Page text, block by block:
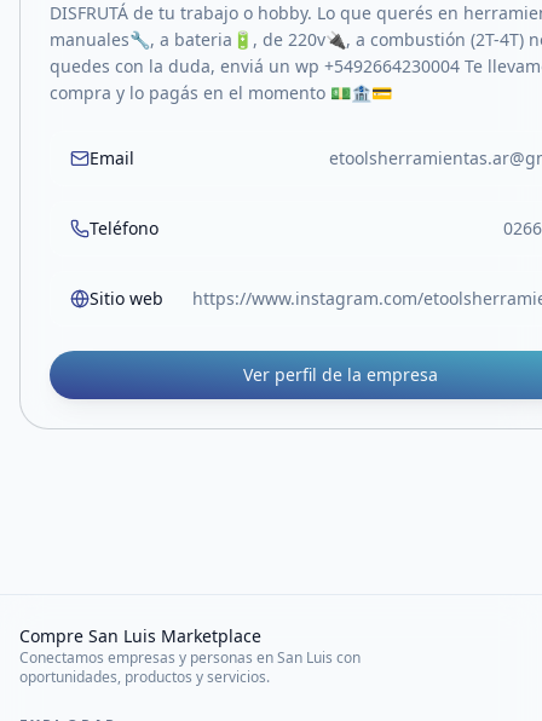
DISFRUTÁ de tu trabajo o hobby. Lo que querés en
manuales🔧, a bateria🔋, de 220v🔌, a combustión (2T-4T)
quedes con la duda, enviá un wp +5492664230004 Te
compra y lo pagás en el momento 💵🏦💳
Email
Teléfono
Sitio web https://www.instagram.com/
Ver perfil de la empresa
Compre San Luis Marketplace
Conectamos empresas y personas en San Luis con
oportunidades, productos y servicios.